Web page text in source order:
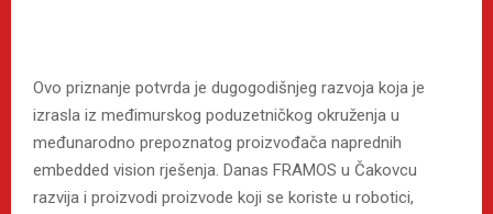
Ovo priznanje potvrda je dugogodišnjeg razvoja koja je
izrasla iz međimurskog poduzetničkog okruženja u
međunarodno prepoznatog proizvođača naprednih
embedded vision rješenja. Danas FRAMOS u Čakovcu
razvija i proizvodi proizvode koji se koriste u robotici,